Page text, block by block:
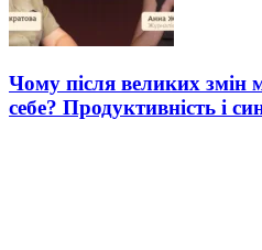
Чому після великих змін
себе? Продуктивність і